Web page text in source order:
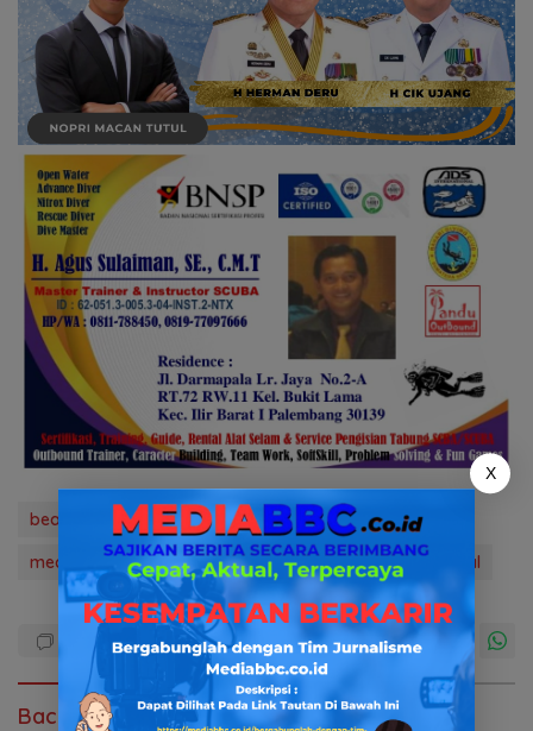
bea cukai sumbagtim
hukum & kriminal
mediabbc.co.id
news pemusnahan rokok ilegal
Baca Juga
X